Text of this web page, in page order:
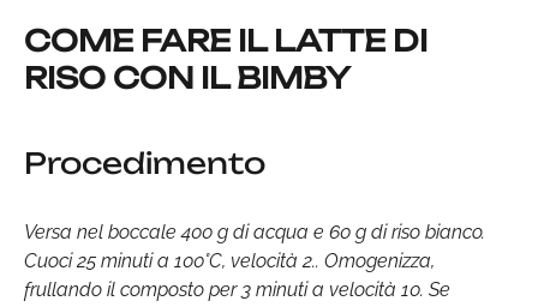
COME FARE IL LATTE DI
RISO CON IL BIMBY
Procedimento
Versa nel boccale 400 g di acqua e 60 g di riso bianco.
Cuoci 25 minuti a 100°C, velocità 2.. Omogenizza,
frullando il composto per 3 minuti a velocità 10. Se